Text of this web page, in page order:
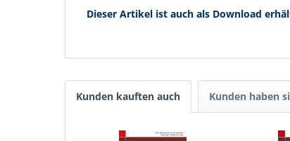
Dieser Artikel ist auch als Download
Kunden kauften auch Kunden haben